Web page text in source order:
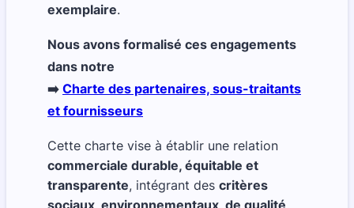
exemplaire.
Nous avons formalisé ces engagements
dans notre
➡️ Charte des partenaires, sous-traitants
et fournisseurs
Cette charte vise à établir une relation
commerciale durable, équitable et
transparente, intégrant des critères
sociaux, environnementaux, de qualité,